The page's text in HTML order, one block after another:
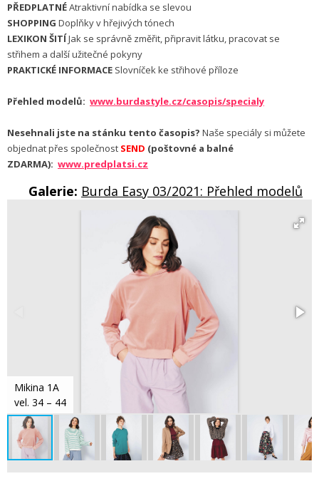
PŘEDPLATNÉAtraktivní nabídka se slevou
SHOPPING Doplňky v hřejivých tónech
LEXIKON ŠITÍJak se správně změřit, připravit látku, pracovat se
střihem a další užitečné pokyny
PRAKTICKÉ INFORMACE Slovníček ke střihové příloze
Přehled modelů: www.burdastyle.cz/casopis/specialy
Nesehnali jste na stánku tento časopis? Naše speciály si můžete
objednat přes společnost SEND (poštovné a balné
ZDARMA): www.predplatsi.cz
Galerie: Burda Easy 03/2021: Přehled modelů
Mikina 1A
vel. 34 – 44